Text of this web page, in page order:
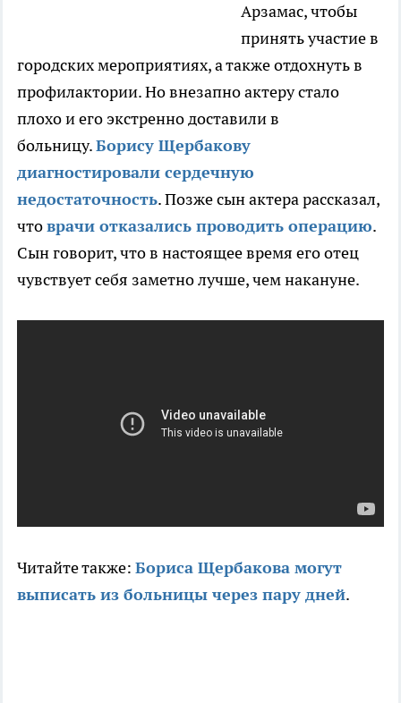
Арзамас, чтобы
принять участие в
городских мероприятиях, а также отдохнуть в
профилактории. Но внезапно актеру стало
плохо и его экстренно доставили в
больницу.Борису Щербакову
диагностировали сердечную
недостаточность. Позже сын актера рассказал,
чтоврачи отказались проводить операцию.
Сын говорит, что в настоящее время его отец
чувствует себя заметно лучше, чем накануне.
Читайте также: Бориса Щербакова могут
выписать из больницы через пару дней.